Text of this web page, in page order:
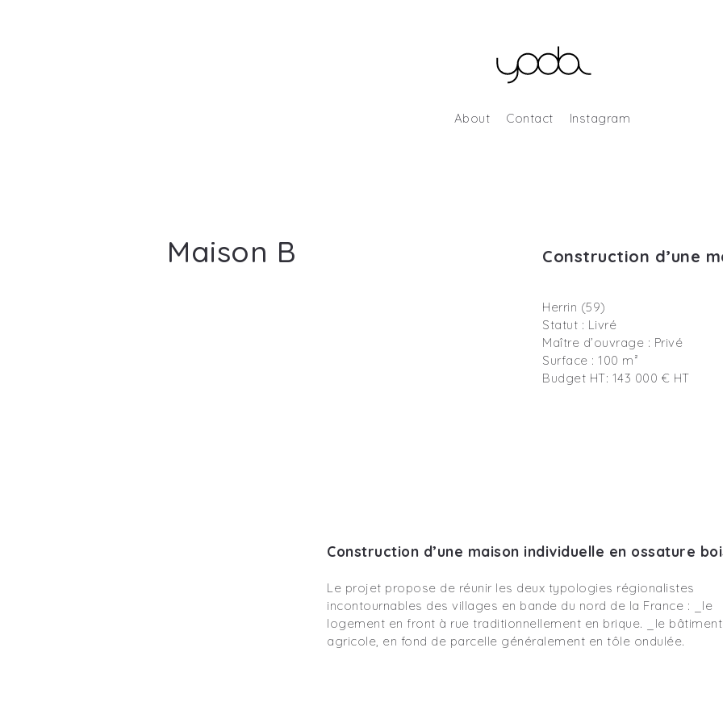
About Contact Instagram
Maison B Construction d’une
Herrin (59)
Statut : Livré
Maître d’ouvrage : Privé
Surface : 100 m²
Budget HT: 143 000 € HT
Construction d’une maison individuelle en ossature
Le projet propose de réunir les deux typologies régionalistes
incontournables des villages en bande du nord de la France : _le
logement en front à rue traditionnellement en brique. _le bâtiment
agricole, en fond de parcelle généralement en tôle ondulée.